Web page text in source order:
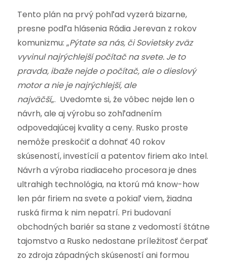
Tento plán na prvý pohľad vyzerá bizarne,
presne podľa hlásenia Rádia Jerevan z rokov
komunizmu: „Pýtate sa nás, či Sovietsky zväz
vyvinul najrýchlejší počítač na svete. Je to
pravda, ibaže nejde o počítač, ale o dieslový
motor a nie je najrýchlejší, ale
najväčší„. Uvedomte si, že vôbec nejde len o
návrh, ale aj výrobu so zohľadnením
odpovedajúcej kvality a ceny. Rusko proste
nemôže preskočiť a dohnať 40 rokov
skúseností, investícií a patentov firiem ako Intel.
Návrh a výroba riadiaceho procesora je dnes
ultrahigh technológia, na ktorú má know-how
len pár firiem na svete a pokiaľ viem, žiadna
ruská firma k nim nepatrí. Pri budovaní
obchodných bariér sa stane z vedomostí štátne
tajomstvo a Rusko nedostane príležitosť čerpať
zo zdroja západných skúseností ani formou